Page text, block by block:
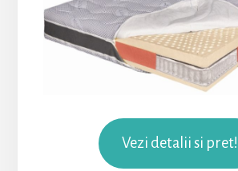
Vezi detalii si pret!